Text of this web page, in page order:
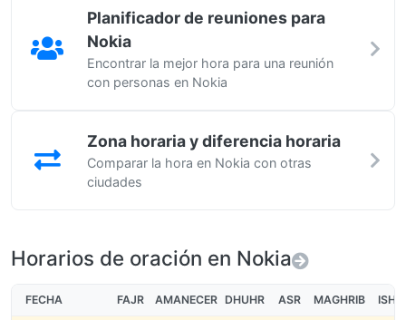
Planificador de reuniones para
Nokia
Encontrar la mejor hora para una reunión
con personas en Nokia
Zona horaria y diferencia horaria
Comparar la hora en Nokia con otras
ciudades
Horarios de oración en Nokia
FECHA FAJR AMANECER DHUHR ASR MAGHRIB ISHA